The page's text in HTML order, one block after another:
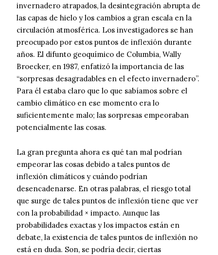
invernadero atrapados, la desintegración abrupta de
las capas de hielo y los cambios a gran escala en la
circulación atmosférica. Los investigadores se han
preocupado por estos puntos de inflexión durante
años. El difunto geoquímico de Columbia, Wally
Broecker, en 1987, enfatizó la importancia de las
“sorpresas desagradables en el efecto invernadero”.
Para él estaba claro que lo que sabíamos sobre el
cambio climático en ese momento era lo
suficientemente malo; las sorpresas empeoraban
potencialmente las cosas.
La gran pregunta ahora es qué tan mal podrían
empeorar las cosas debido a tales puntos de
inflexión climáticos y cuándo podrían
desencadenarse. En otras palabras, el riesgo total
que surge de tales puntos de inflexión tiene que ver
con la probabilidad × impacto. Aunque las
probabilidades exactas y los impactos están en
debate, la existencia de tales puntos de inflexión no
está en duda. Son, se podría decir, ciertas